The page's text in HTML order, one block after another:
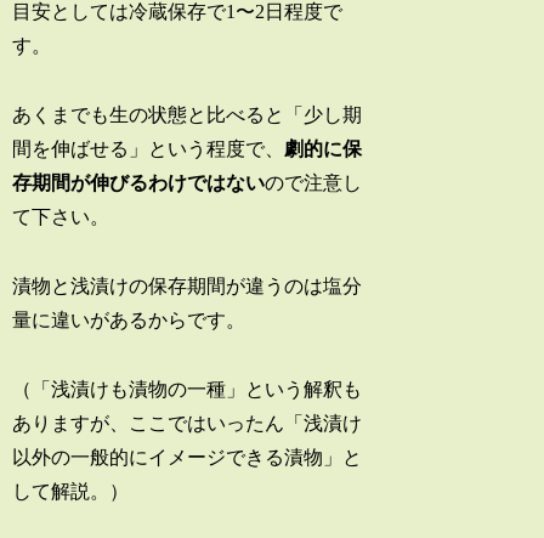
目安としては冷蔵保存で1〜2日程度で
す。
あくまでも生の状態と比べると「少し期
間を伸ばせる」という程度で、 劇的に保
存期間が伸びるわけではないので注意し
て下さい。
漬物と浅漬けの保存期間が違うのは塩分
量に違いがあるからです。
（「浅漬けも漬物の一種」という解釈も
ありますが、ここではいったん「浅漬け
以外の一般的にイメージできる漬物」と
して解説。）